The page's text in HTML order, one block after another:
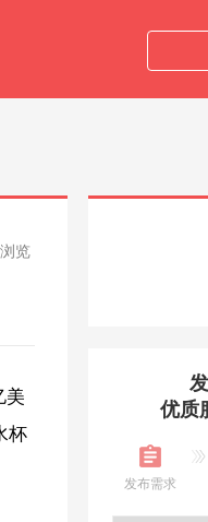
览
美
杯
优质
发布需求